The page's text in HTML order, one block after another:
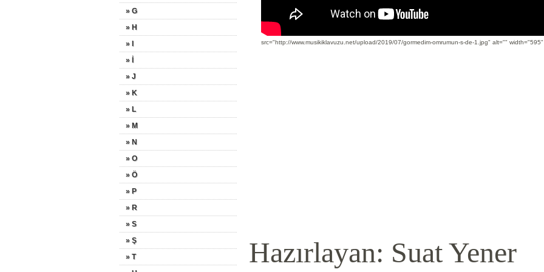
» G
» H
» I
» İ
» J
» K
» L
» M
» N
» O
» Ö
» P
» R
» S
» Ş
» T
src="http://www.musikiklavuzu.net/upload/2019/07/gormedim-omrumun-s-de-1.jpg" alt=""
Hazırlayan: Suat Yener